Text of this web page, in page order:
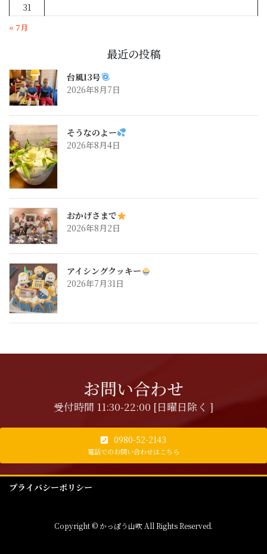
31
« 7月
最近の投稿
台風13号
2026年8月7日
そうなのよー
2026年8月4日
おかげさまで
2026年8月2日
アイシングクッキー
2026年7月31日
お問い合わせ
受付時間 11:30-22:00 [日曜日除く ]
0980-52-2143
電話でのお問い合わせはこちら
プライバシーポリシー
Copyright © かっぽう山吹 All Rights Reserved.